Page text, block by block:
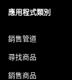
應用程式類別
銷售管道
尋找商品
銷售商品